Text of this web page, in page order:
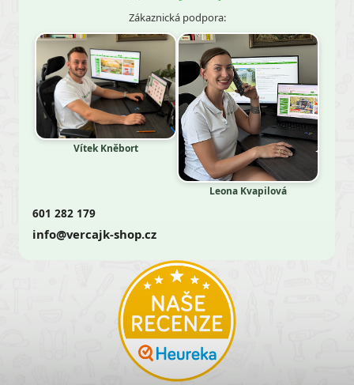
Zákaznická podpora:
Vítek Kněbort
Leona Kvapilová
601 282 179
info@vercajk-shop.cz